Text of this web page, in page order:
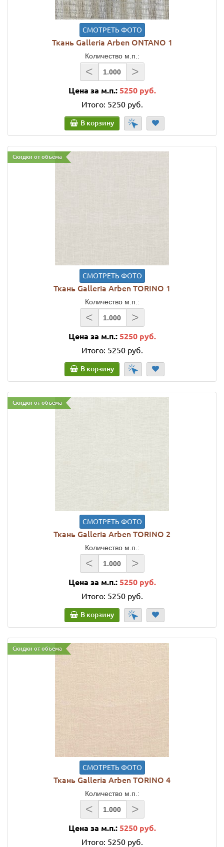
СМОТРЕТЬ ФОТО
Ткань Galleria Arben ONTANO 1
Количество м.п.:
< >
Цена за м.п.: 5250 руб.
Итого: 5250 руб.
В корзину
Скидки от объема
СМОТРЕТЬ ФОТО
Ткань Galleria Arben TORINO 1
Количество м.п.:
< >
Цена за м.п.: 5250 руб.
Итого: 5250 руб.
В корзину
Скидки от объема
СМОТРЕТЬ ФОТО
Ткань Galleria Arben TORINO 2
Количество м.п.:
< >
Цена за м.п.: 5250 руб.
Итого: 5250 руб.
В корзину
Скидки от объема
СМОТРЕТЬ ФОТО
Ткань Galleria Arben TORINO 4
Количество м.п.:
< >
Цена за м.п.: 5250 руб.
Итого: 5250 руб.